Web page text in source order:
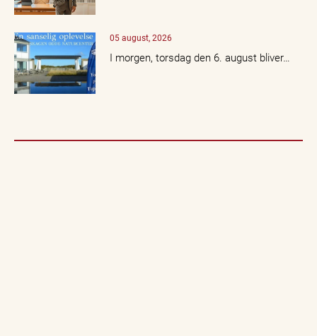
05 august, 2026
I morgen, torsdag den 6. august bliver…